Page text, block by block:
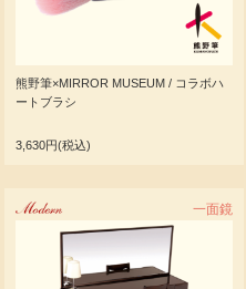
熊野筆×MIRROR MUSEUM / コラボハ
ートブラシ
3,630円(税込)
一面鏡